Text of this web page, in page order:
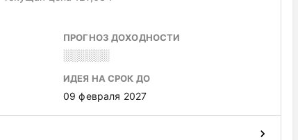
ПРОГНОЗ ДОХОДНОСТИ
░░░░░░
ИДЕЯ НА СРОК ДО
09 февраля 2027